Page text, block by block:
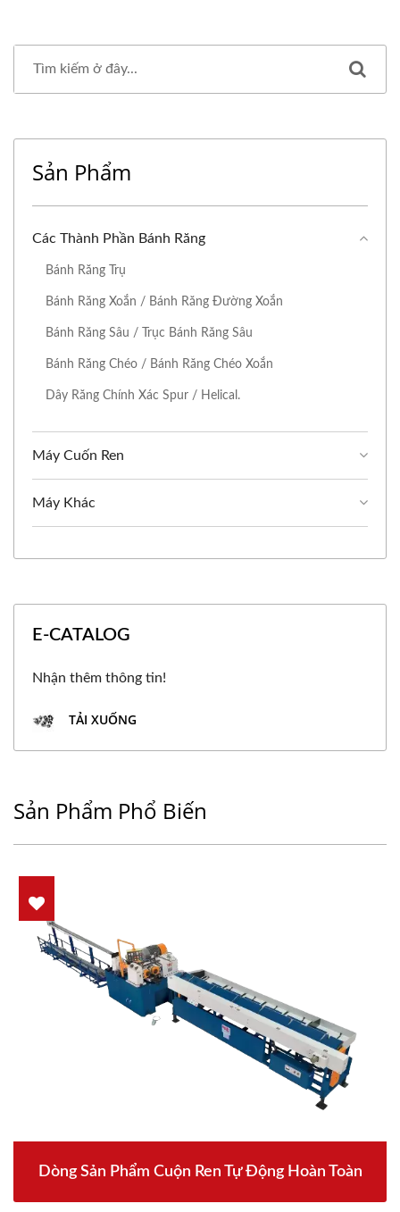
Sản Phẩm
Các Thành Phần Bánh Răng
Bánh Răng Trụ
Bánh Răng Xoắn / Bánh Răng Đường Xoắn
Bánh Răng Sâu / Trục Bánh Răng Sâu
Bánh Răng Chéo / Bánh Răng Chéo Xoắn
Dây Răng Chính Xác Spur / Helical.
Máy Cuốn Ren
Máy Khác
E-CATALOG
Nhận thêm thông tin!
TẢI XUỐNG
Sản Phẩm Phổ Biến
Dòng Sản Phẩm Cuộn Ren Tự Động Hoàn Toàn